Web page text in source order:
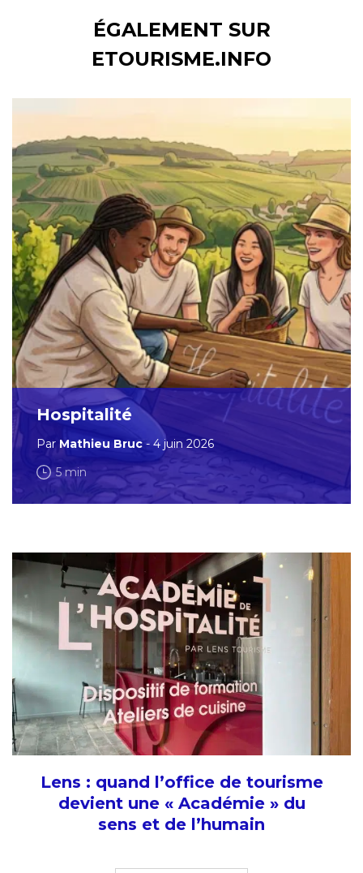
ÉGALEMENT SUR
ETOURISME.INFO
Hospitalité
Par Mathieu Bruc- 4 juin 2026
5 min
Lens : quand l’office de tourisme
devient une « Académie » du
sens et de l’humain